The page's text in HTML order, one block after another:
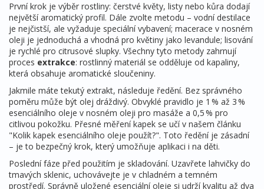
První krok je výběr rostliny: čerstvé květy, listy nebo kůra dodají
největší aromatický profil. Dále zvolte metodu – vodní destilace
je nejčistší, ale vyžaduje speciální vybavení; macerace v nosném
oleji je jednoduchá a vhodná pro květiny jako levandule; lisování
je rychlé pro citrusové slupky. Všechny tyto metody zahrnují
proces extrakce: rostlinný materiál se odděluje od kapaliny,
která obsahuje aromatické sloučeniny.
Jakmile máte tekutý extrakt, následuje ředění. Bez správného
poměru může být olej dráždivý. Obvyklé pravidlo je 1 % až 3 %
esenciálního oleje v nosném oleji pro masáže a 0,5 % pro
citlivou pokožku. Přesné měření kapek se učí v našem článku
"Kolik kapek esenciálního oleje použít?". Toto ředění je zásadní
– je to bezpečný krok, který umožňuje aplikaci i na děti.
Poslední fáze před použitím je skladování. Uzavřete lahvičky do
tmavých sklenic, uchovávejte je v chladném a temném
prostředí. Správně uložené esenciální oleje si udrží kvalitu až dva